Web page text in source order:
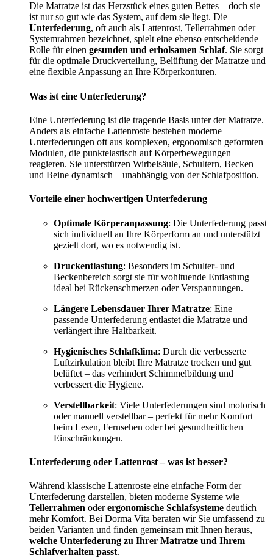
Die Matratze ist das Herzstück eines guten Bettes – doch sie
ist nur so gut wie das System, auf dem sie liegt. Die
Unterfederung, oft auch als Lattenrost, Tellerrahmen oder
Systemrahmen bezeichnet, spielt eine ebenso entscheidende
Rolle für einen gesunden und erholsamen Schlaf. Sie sorgt
für die optimale Druckverteilung, Belüftung der Matratze und
eine flexible Anpassung an Ihre Körperkonturen.
Was ist eine Unterfederung?
Eine Unterfederung ist die tragende Basis unter der Matratze.
Anders als einfache Lattenroste bestehen moderne
Unterfederungen oft aus komplexen, ergonomisch geformten
Modulen, die punktelastisch auf Körperbewegungen
reagieren. Sie unterstützen Wirbelsäule, Schultern, Becken
und Beine dynamisch – unabhängig von der Schlafposition.
Vorteile einer hochwertigen Unterfederung
Optimale Körperanpassung: Die Unterfederung passt
sich individuell an Ihre Körperform an und unterstützt
gezielt dort, wo es notwendig ist.
Druckentlastung: Besonders im Schulter- und
Beckenbereich sorgt sie für wohltuende Entlastung –
ideal bei Rückenschmerzen oder Verspannungen.
Längere Lebensdauer Ihrer Matratze: Eine
passende Unterfederung entlastet die Matratze und
verlängert ihre Haltbarkeit.
Hygienisches Schlafklima: Durch die verbesserte
Luftzirkulation bleibt Ihre Matratze trocken und gut
belüftet – das verhindert Schimmelbildung und
verbessert die Hygiene.
Verstellbarkeit: Viele Unterfederungen sind motorisch
oder manuell verstellbar – perfekt für mehr Komfort
beim Lesen, Fernsehen oder bei gesundheitlichen
Einschränkungen.
Unterfederung oder Lattenrost – was ist besser?
Während klassische Lattenroste eine einfache Form der
Unterfederung darstellen, bieten moderne Systeme wie
Tellerrahmen oderergonomische Schlafsysteme deutlich
mehr Komfort. Bei Dorma Vita beraten wir Sie umfassend zu
beiden Varianten und finden gemeinsam mit Ihnen heraus,
welche Unterfederung zu Ihrer Matratze und Ihrem
Schlafverhalten passt.